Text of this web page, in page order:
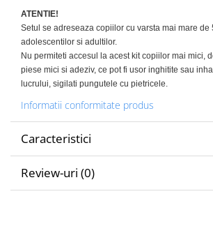
ATENTIE!
Setul se adreseaza copiilor cu varsta mai mare de
adolescentilor si adultilor.
Nu permiteti accesul la acest kit copiilor mai mici,
piese mici si adeziv, ce pot fi usor inghitite sau
lucrului, sigilati pungutele cu pietricele.
Informatii conformitate produs
Caracteristici
Review-uri (0)